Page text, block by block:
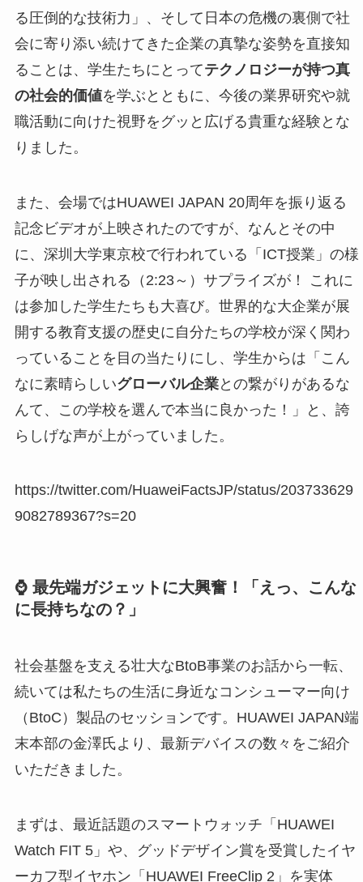
る圧倒的な技術力」、そして日本の危機の裏側で社
会に寄り添い続けてきた企業の真摯な姿勢を直接知
ることは、学生たちにとってテクノロジーが持つ真
の社会的価値を学ぶとともに、今後の業界研究や就
職活動に向けた視野をグッと広げる貴重な経験とな
りました。
また、会場ではHUAWEI JAPAN 20周年を振り返る
記念ビデオが上映されたのですが、なんとその中
に、深圳大学東京校で行われている「ICT授業」の様
子が映し出される（2:23～）サプライズが！ これに
は参加した学生たちも大喜び。世界的な大企業が展
開する教育支援の歴史に自分たちの学校が深く関わ
っていることを目の当たりにし、学生からは「こん
なに素晴らしいグローバル企業との繋がりがあるな
んて、この学校を選んで本当に良かった！」と、誇
らしげな声が上がっていました。
https://twitter.com/HuaweiFactsJP/status/203733629
9082789367?s=20
⌚ 最先端ガジェットに大興奮！「えっ、こんな
に長持ちなの？」
社会基盤を支える壮大なBtoB事業のお話から一転、
続いては私たちの生活に身近なコンシューマー向け
（BtoC）製品のセッションです。HUAWEI JAPAN端
末本部の金澤氏より、最新デバイスの数々をご紹介
いただきました。
まずは、最近話題のスマートウォッチ「HUAWEI
Watch FIT 5」や、グッドデザイン賞を受賞したイヤ
ーカフ型イヤホン「HUAWEI FreeClip 2」を実体